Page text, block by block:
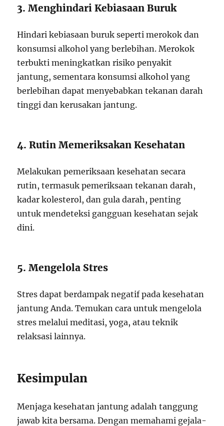
3. Menghindari Kebiasaan Buruk
Hindari kebiasaan buruk seperti merokok dan
konsumsi alkohol yang berlebihan. Merokok
terbukti meningkatkan risiko penyakit
jantung, sementara konsumsi alkohol yang
berlebihan dapat menyebabkan tekanan darah
tinggi dan kerusakan jantung.
4. Rutin Memeriksakan Kesehatan
Melakukan pemeriksaan kesehatan secara
rutin, termasuk pemeriksaan tekanan darah,
kadar kolesterol, dan gula darah, penting
untuk mendeteksi gangguan kesehatan sejak
dini.
5. Mengelola Stres
Stres dapat berdampak negatif pada kesehatan
jantung Anda. Temukan cara untuk mengelola
stres melalui meditasi, yoga, atau teknik
relaksasi lainnya.
Kesimpulan
Menjaga kesehatan jantung adalah tanggung
jawab kita bersama. Dengan memahami gejala-